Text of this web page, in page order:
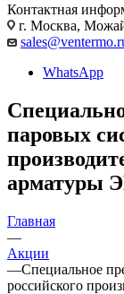
Контактная
г. Москва,
WhatsApp
паровых
арматуры
Главная
—
Акции
—Специальное
российского